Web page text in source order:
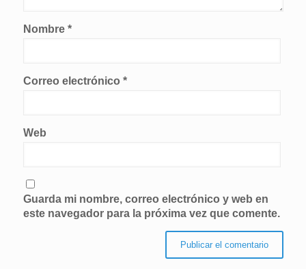
Nombre *
Correo electrónico *
Web
Guarda mi nombre, correo electrónico y web en
este navegador para la próxima vez que comente.